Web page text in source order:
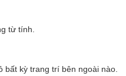
từ tính.
kỳ trang trí bên ngoài nào.